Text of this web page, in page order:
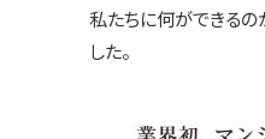
私たちに何ができる
した。